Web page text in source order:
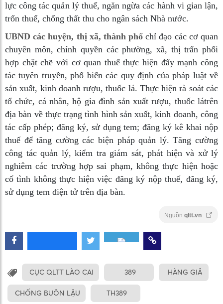
lực công tác quản lý thuế, ngăn ngừa các hành vi gian lận,
trốn thuế, chống thất thu cho ngân sách Nhà nước.
UBND các huyện, thị xã, thành phố chỉ đạo các cơ quan
chuyên môn, chính quyền các phường, xã, thị trấn phối
hợp chặt chẽ với cơ quan thuế thực hiện đẩy mạnh công
tác tuyên truyền, phổ biến các quy định của pháp luật về
sản xuất, kinh doanh rượu, thuốc lá. Thực hiện rà soát các
tổ chức, cá nhân, hộ gia đình sản xuất rượu, thuốc látrên
địa bàn về thực trạng tình hình sản xuất, kinh doanh, công
tác cấp phép; đăng ký, sử dụng tem; đăng ký kê khai nộp
thuế để tăng cường các biện pháp quản lý. Tăng cường
công tác quản lý, kiểm tra giám sát, phát hiện và xử lý
nghiêm các trường hợp sai phạm, không thực hiện hoặc
cố tình không thực hiện việc đăng ký nộp thuế, đăng ký,
sử dụng tem điện tử trên địa bàn.
Nguồn qltt.vn
CỤC QLTT LÀO CAI 389 HÀNG GIẢ
CHỐNG BUÔN LẬU TH389